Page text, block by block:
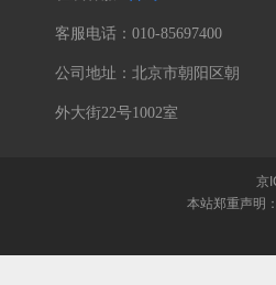
客服电话：010-85697400
公司地址：北京市朝阳区朝
外大街22号1002室
京
本站郑重声明